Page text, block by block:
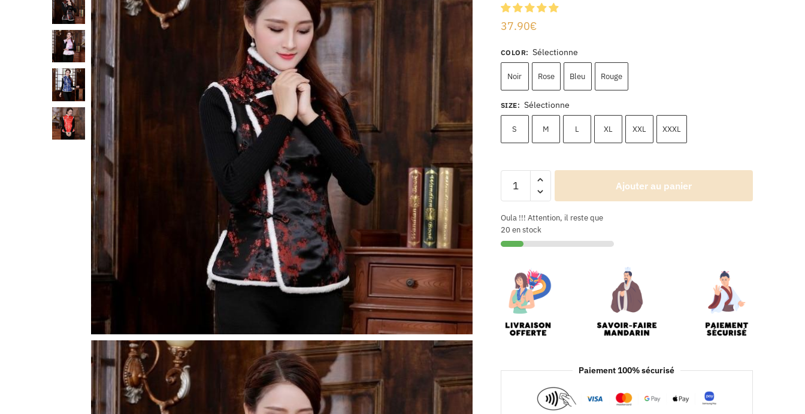
37.90€
COLOR: Sélectionne
Noir Rose Bleu Rouge
SIZE: Sélectionne
S M L XL XXL XXXL
Ajouter au panier
Oula !!! Attention, il reste que
20 en stock
Paiement 100% sécurisé